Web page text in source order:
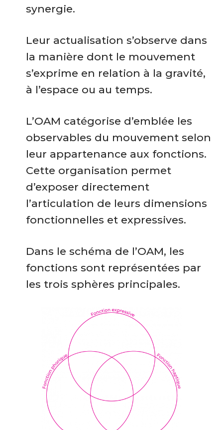
synergie.
Leur actualisation s’observe dans
la manière dont le mouvement
s’exprime en relation à la gravité,
à l’espace ou au temps.
L’OAM catégorise d’emblée les
observables du mouvement selon
leur appartenance aux fonctions.
Cette organisation permet
d’exposer directement
l’articulation de leurs dimensions
fonctionnelles et expressives.
Dans le schéma de l’OAM, les
fonctions sont représentées par
les trois sphères principales.